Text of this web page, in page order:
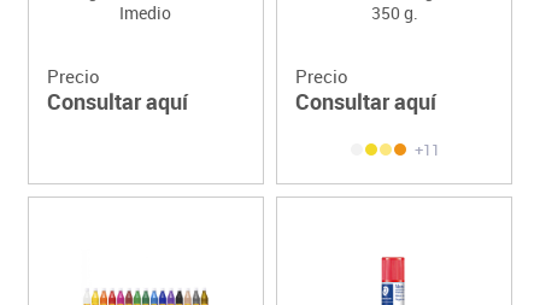
Imedio
Precio
Consultar aquí
350 g.
Precio
Consultar aquí
+11